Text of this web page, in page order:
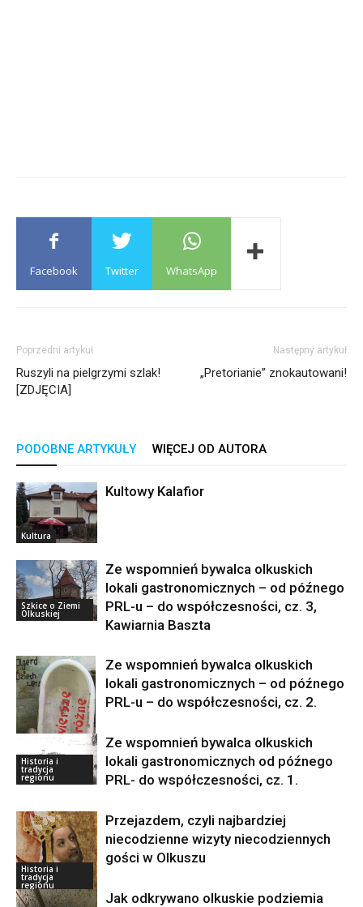
Facebook Twitter WhatsApp
Poprzedni artykuł
Ruszyli na pielgrzymi szlak!
[ZDJĘCIA]
Następny artykuł
„Pretorianie” znokautowani!
PODOBNE ARTYKUŁY WIĘCEJ OD AUTORA
Kultura
Kultowy Kalafior
Szkice o Ziemi
Olkuskiej
Ze wspomnień bywalca olkuskich
lokali gastronomicznych – od późnego
PRL-u – do współczesności, cz. 3,
Kawiarnia Baszta
Szkice o Ziemi
Olkuskiej
Ze wspomnień bywalca olkuskich
lokali gastronomicznych – od późnego
PRL-u – do współczesności, cz. 2.
Historia i
tradycja
regionu
Ze wspomnień bywalca olkuskich
lokali gastronomicznych od późnego
PRL- do współczesności, cz. 1.
Historia i
tradycja
regionu
Przejazdem, czyli najbardziej
niecodzienne wizyty niecodziennych
gości w Olkuszu
Jak odkrywano olkuskie podziemia